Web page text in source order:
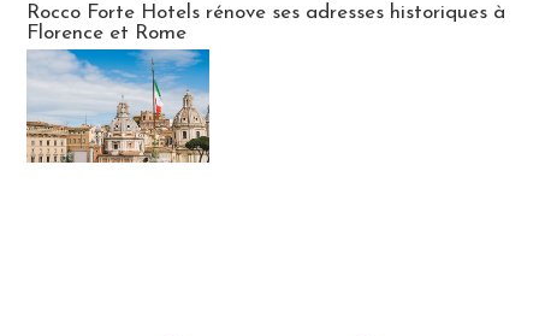
Rocco Forte Hotels rénove ses adresses historiques à
Florence et Rome